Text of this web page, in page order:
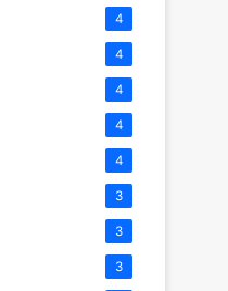
4
4
4
4
4
3
3
3